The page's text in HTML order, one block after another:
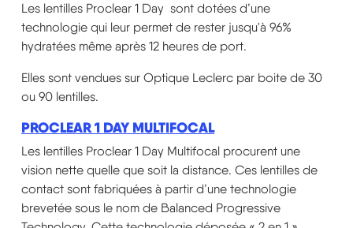
Les lentilles Proclear 1 Day sont dotées d’une
technologie qui leur permet de rester jusqu'à 96%
hydratées même après 12 heures de port.
Elles sont vendues sur Optique Leclerc par boite de 30
ou 90 lentilles.
PROCLEAR 1 DAY MULTIFOCAL
Les lentilles Proclear 1 Day Multifocal procurent une
vision nette quelle que soit la distance. Ces lentilles de
contact sont fabriquées à partir d’une technologie
brevetée sous le nom de Balanced Progressive